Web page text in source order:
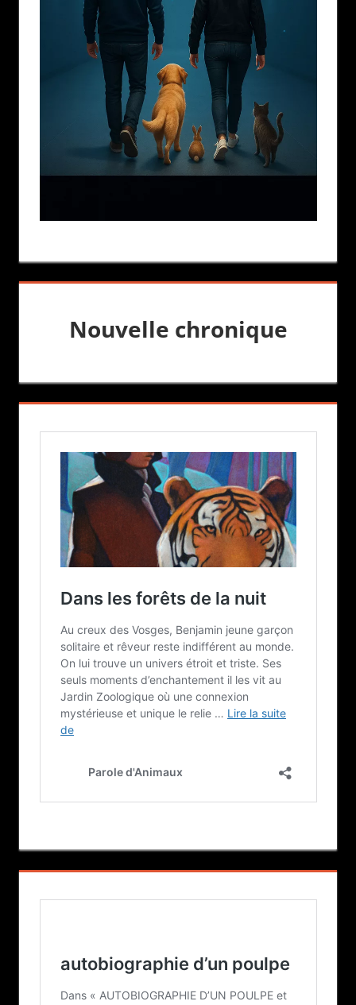
Nouvelle chronique